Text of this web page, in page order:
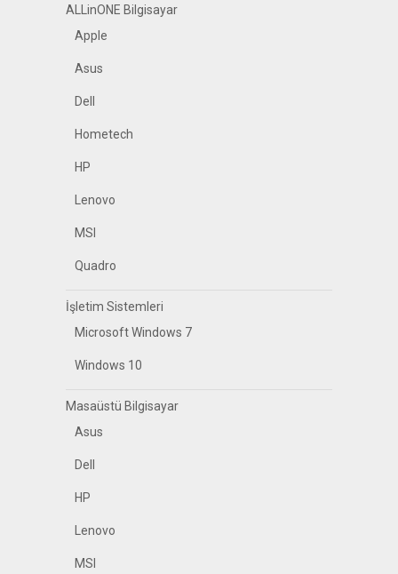
ALLinONE Bilgisayar
Apple
Asus
Dell
Hometech
HP
Lenovo
MSI
Quadro
İşletim Sistemleri
Microsoft Windows 7
Windows 10
Masaüstü Bilgisayar
Asus
Dell
HP
Lenovo
MSI